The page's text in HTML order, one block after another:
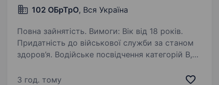
102 ОБрТрО, Вся Україна
Повна зайнятість. Вимоги: Вік від 18 років.
Придатність до військової служби за станом
здоров’я. Водійське посвідчення категорій В,
транспортних засобів. Вміння працювати
3 год. тому